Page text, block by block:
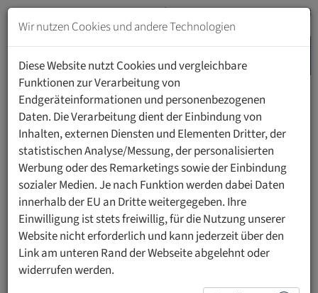
Zum
Inhalt
springen
Navigation
springen
HOME UNIVERSITÄT
FAKULTÄTEN
RECHTSWISSENSCHAFTLICHE FAKULTÄT
INTERNATIONAL CENTER (CIPIL)
International Center for
Intellectual Property and
Innovation Law (CIPIL)
In der globalisierten Wissensökonomie des 21.
Wir nutzen Cookies und andere Technologien
Diese Website nutzt Cookies und vergleichbare
Funktionen zur Verarbeitung von
Endgeräteinformationen und personenbezogenen
Daten. Die Verarbeitung dient der Einbindung von
Inhalten, externen Diensten und Elementen Dritter, der
statistischen Analyse/Messung, der personalisierten
Werbung oder des Remarketings sowie der Einbindung
sozialer Medien. Je nach Funktion werden dabei Daten
innerhalb der EU an Dritte weitergegeben. Ihre
Einwilligung ist stets freiwillig, für die Nutzung unserer
Website nicht erforderlich und kann jederzeit über den
Link am unteren Rand der Webseite abgelehnt oder
widerrufen werden.